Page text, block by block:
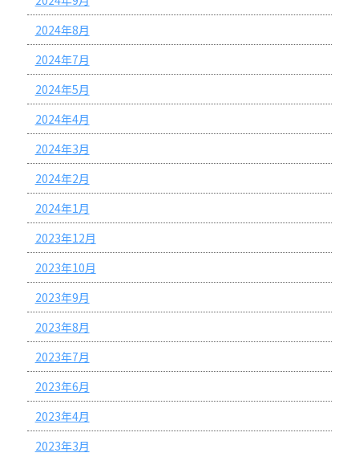
2024年8月
2024年7月
2024年5月
2024年4月
2024年3月
2024年2月
2024年1月
2023年12月
2023年10月
2023年9月
2023年8月
2023年7月
2023年6月
2023年4月
2023年3月